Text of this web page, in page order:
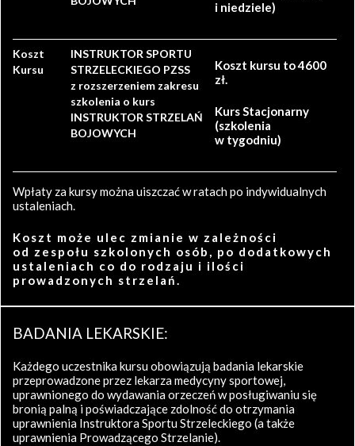
i niedziele)
Koszt
Kursu
INSTRUKTOR SPORTU
STRZELECKIEGO PZSS
z rozszerzeniem zakresu
szkolenia o kurs
INSTRUKTOR STRZELAŃ
BOJOWYCH
Koszt kursu to 4600
zł.
Kurs Stacjonarny
(szkolenia
w tygodniu)
Wpłaty za kursy można uiszczać w ratach po indywidualnych
ustaleniach.
Koszt może ulec zmianie w zależności
od zespołu szkolonych osób, po dodatkowych
ustaleniach co do rodzaju i ilości
prowadzonych strzelań.
BADANIA LEKARSKIE:
Każdego uczestnika kursu obowiązują badania lekarskie
przeprowadzone przez lekarza medycyny sportowej,
uprawnionego do wydawania orzeczeń w posługiwaniu się
bronią palną i poświadczające zdolność do otrzymania
uprawnienia Instruktora Sportu Strzeleckiego (a także
uprawnienia Prowadzącego Strzelanie).